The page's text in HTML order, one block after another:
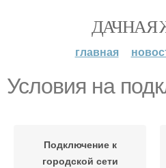
ДАЧНАЯ
главная
Условия на
Подключение к
городской сети